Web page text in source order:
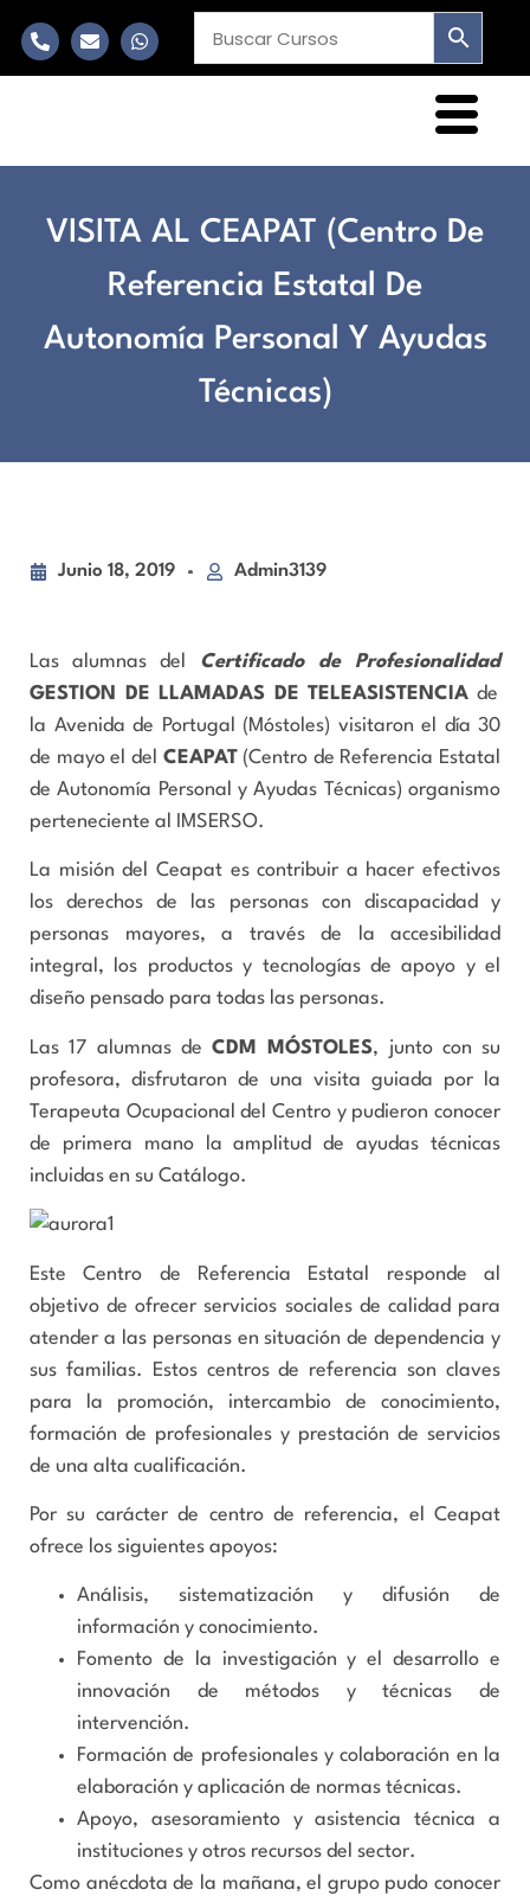
VISITA AL CEAPAT (Centro De
Referencia Estatal De
Autonomía Personal Y Ayudas
Técnicas)
Junio 18, 2019 Admin3139
Las alumnas del Certificado de Profesionalidad
GESTION DE LLAMADAS DE TELEASISTENCIA de
la Avenida de Portugal (Móstoles) visitaron el día 30
de mayo el del CEAPAT(Centro de Referencia Estatal
de Autonomía Personal y Ayudas Técnicas) organismo
perteneciente al IMSERSO.
La misión del Ceapat es contribuir a hacer efectivos
los derechos de las personas con discapacidad y
personas mayores, a través de la accesibilidad
integral, los productos y tecnologías de apoyo y el
diseño pensado para todas las personas.
Las 17 alumnas de CDM MÓSTOLES, junto con su
profesora, disfrutaron de una visita guiada por la
Terapeuta Ocupacional del Centro y pudieron conocer
de primera mano la amplitud de ayudas técnicas
incluidas en su Catálogo.
Este Centro de Referencia Estatal responde al
objetivo de ofrecer servicios sociales de calidad para
atender a las personas en situación de dependencia y
sus familias. Estos centros de referencia son claves
para la promoción, intercambio de conocimiento,
formación de profesionales y prestación de servicios
de una alta cualificación.
Por su carácter de centro de referencia, el Ceapat
ofrece los siguientes apoyos:
Análisis, sistematización y difusión de
información y conocimiento.
Fomento de la investigación y el desarrollo e
innovación de métodos y técnicas de
intervención.
Formación de profesionales y colaboración en la
elaboración y aplicación de normas técnicas.
Apoyo, asesoramiento y asistencia técnica a
instituciones y otros recursos del sector.
Como anécdota de la mañana, el grupo pudo conocer